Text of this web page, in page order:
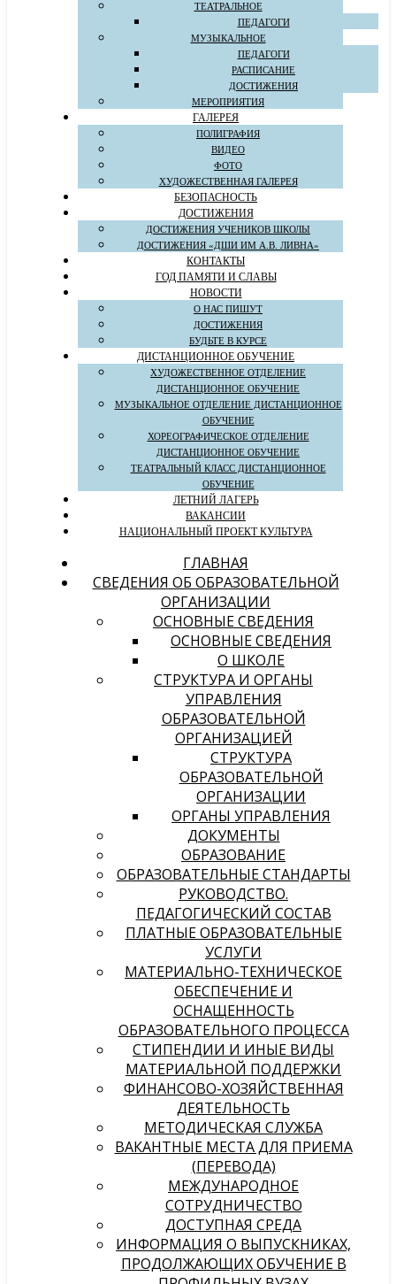
ТЕАТРАЛЬНОЕ
ПЕДАГОГИ
МУЗЫКАЛЬНОЕ
ПЕДАГОГИ
РАСПИСАНИЕ
ДОСТИЖЕНИЯ
МЕРОПРИЯТИЯ
ГАЛЕРЕЯ
ПОЛИГРАФИЯ
ВИДЕО
ФОТО
ХУДОЖЕСТВЕННАЯ ГАЛЕРЕЯ
БЕЗОПАСНОСТЬ
ДОСТИЖЕНИЯ
ДОСТИЖЕНИЯ УЧЕНИКОВ ШКОЛЫ
ДОСТИЖЕНИЯ «ДШИ ИМ А.В. ЛИВНА»
КОНТАКТЫ
ГОД ПАМЯТИ И СЛАВЫ
НОВОСТИ
О НАС ПИШУТ
ДОСТИЖЕНИЯ
БУДЬТЕ В КУРСЕ
ДИСТАНЦИОННОЕ ОБУЧЕНИЕ
ХУДОЖЕСТВЕННОЕ ОТДЕЛЕНИЕ
ДИСТАНЦИОННОЕ ОБУЧЕНИЕ
МУЗЫКАЛЬНОЕ ОТДЕЛЕНИЕ ДИСТАНЦИОННОЕ
ОБУЧЕНИЕ
ХОРЕОГРАФИЧЕСКОЕ ОТДЕЛЕНИЕ
ДИСТАНЦИОННОЕ ОБУЧЕНИЕ
ТЕАТРАЛЬНЫЙ КЛАСС ДИСТАНЦИОННОЕ
ОБУЧЕНИЕ
ЛЕТНИЙ ЛАГЕРЬ
ВАКАНСИИ
НАЦИОНАЛЬНЫЙ ПРОЕКТ КУЛЬТУРА
ГЛАВНАЯ
СВЕДЕНИЯ ОБ ОБРАЗОВАТЕЛЬНОЙ
ОРГАНИЗАЦИИ
ОСНОВНЫЕ СВЕДЕНИЯ
ОСНОВНЫЕ СВЕДЕНИЯ
О ШКОЛЕ
СТРУКТУРА И ОРГАНЫ
УПРАВЛЕНИЯ
ОБРАЗОВАТЕЛЬНОЙ
ОРГАНИЗАЦИЕЙ
СТРУКТУРА
ОБРАЗОВАТЕЛЬНОЙ
ОРГАНИЗАЦИИ
ОРГАНЫ УПРАВЛЕНИЯ
ДОКУМЕНТЫ
ОБРАЗОВАНИЕ
ОБРАЗОВАТЕЛЬНЫЕ СТАНДАРТЫ
РУКОВОДСТВО.
ПЕДАГОГИЧЕСКИЙ СОСТАВ
ПЛАТНЫЕ ОБРАЗОВАТЕЛЬНЫЕ
УСЛУГИ
МАТЕРИАЛЬНО-ТЕХНИЧЕСКОЕ
ОБЕСПЕЧЕНИЕ И
ОСНАЩЕННОСТЬ
ОБРАЗОВАТЕЛЬНОГО ПРОЦЕССА
СТИПЕНДИИ И ИНЫЕ ВИДЫ
МАТЕРИАЛЬНОЙ ПОДДЕРЖКИ
ФИНАНСОВО-ХОЗЯЙСТВЕННАЯ
ДЕЯТЕЛЬНОСТЬ
МЕТОДИЧЕСКАЯ СЛУЖБА
ВАКАНТНЫЕ МЕСТА ДЛЯ ПРИЕМА
(ПЕРЕВОДА)
МЕЖДУНАРОДНОЕ
СОТРУДНИЧЕСТВО
ДОСТУПНАЯ СРЕДА
ИНФОРМАЦИЯ О ВЫПУСКНИКАХ,
ПРОДОЛЖАЮЩИХ ОБУЧЕНИЕ В